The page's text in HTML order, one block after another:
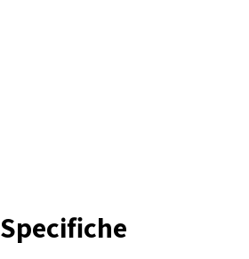
Specifiche